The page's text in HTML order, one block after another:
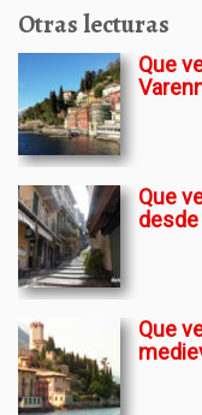
Otras lecturas
Que
Que
Que